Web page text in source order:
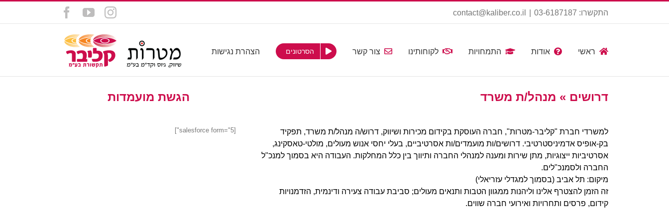
content
התקשרו: 03-6187187 contact@kaliber.co.il
Instagram
YouTube
ראשי אודות התמחויות לקוחותינו צור קשר הסרטונים הצהרת נגישות
דרושים » מנהל/ת משרד הגשת מועמדות
למשרדי חברת "קליבר-מטרות", חברה העוסקת בקידום מכירות ושיווק, דרוש/ה מנהל/ת משרד, תפקיד
בק-אופיס אדמיניסטרטיבי. דרושים/ות מועמדים/ות אסרטיביים, בעלי יחסי אנוש מעולים, מולטי-טאסקינג,
אסרטיביות ייצוגיות, מתן שירות ומענה למנהלי החברה ותיווך בין כלל המחלקות. העבודה היא בסמוך למנכ"ל
החברה ולסמנכ"לים.
מיקום: תל אביב (בסמוך למגדלי עזריאלי)
זה הזמן להצטרף אלינו וליהנות ממגוון הטבות ותנאים מעולים; סביבת עבודה צעירה ודינמית, הזדמנויות
קידום, פרסים ותחרויות ואירועי חברה שווים.
[salesforce form="5"]